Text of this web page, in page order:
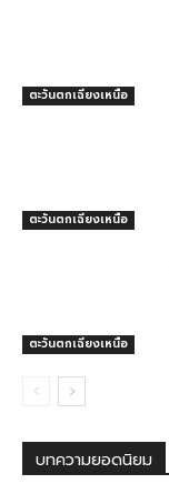
ตะวันตกเฉียงเหนือ
ตะวันตกเฉียงเหนือ
ตะวันตกเฉียงเหนือ
บทความยอดนิยม